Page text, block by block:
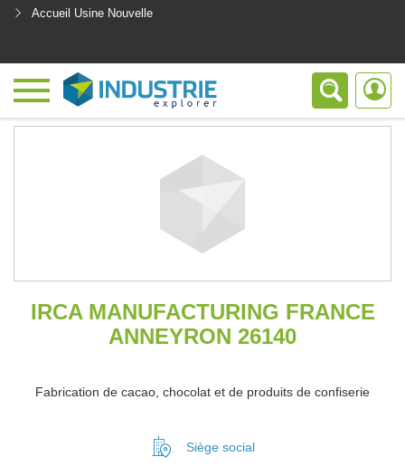
Accueil Usine Nouvelle
IRCA MANUFACTURING FRANCE
ANNEYRON 26140
Fabrication de cacao, chocolat et de produits de confiserie
Siège social